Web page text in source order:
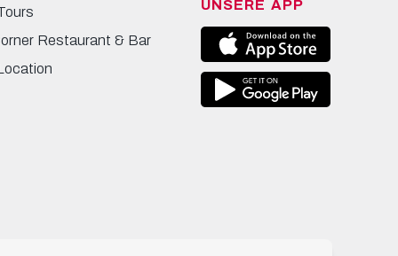
Restaurant & Bar
UNSERE APP